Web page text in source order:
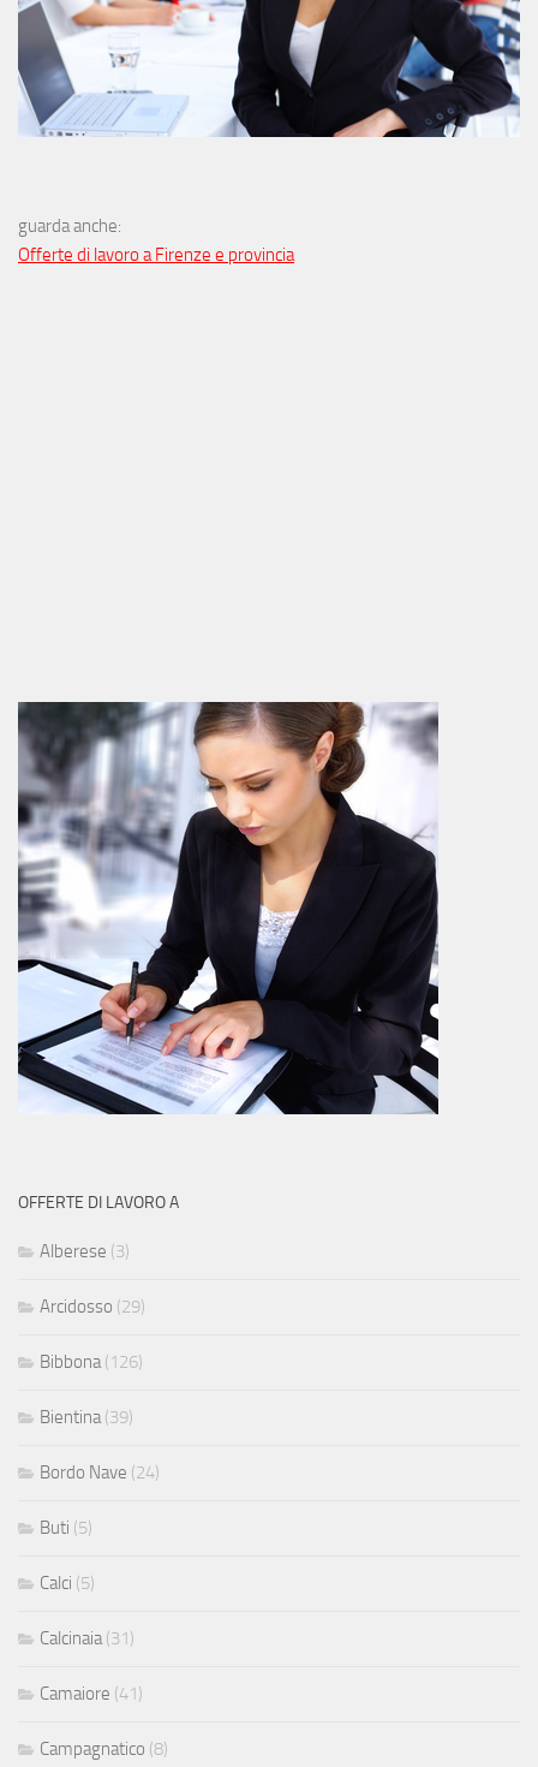
guarda anche:
Offerte di lavoro a Firenze e provincia
OFFERTE DI LAVORO A
Alberese (3)
Arcidosso (29)
Bibbona (126)
Bientina (39)
Bordo Nave (24)
Buti (5)
Calci (5)
Calcinaia (31)
Camaiore (41)
Campagnatico (8)